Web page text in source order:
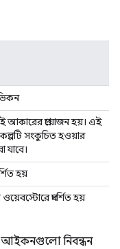
আকারের প্রয়োজন হয়। এই
সংকুচিত হওয়ার
হয়
প্রদর্শিত হয়
আইকনগুলো নিবন্ধন